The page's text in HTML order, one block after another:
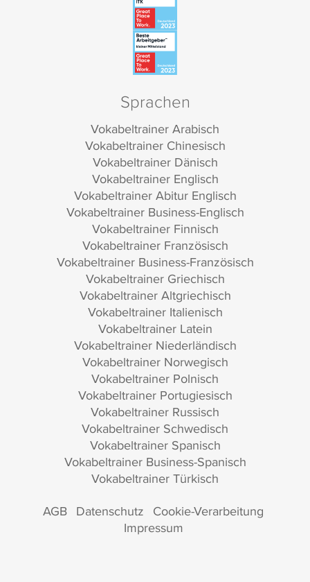
Sprachen
Vokabeltrainer Arabisch
Vokabeltrainer Chinesisch
Vokabeltrainer Dänisch
Vokabeltrainer Englisch
Vokabeltrainer Abitur Englisch
Vokabeltrainer Business-Englisch
Vokabeltrainer Finnisch
Vokabeltrainer Französisch
Vokabeltrainer Business-Französisch
Vokabeltrainer Griechisch
Vokabeltrainer Altgriechisch
Vokabeltrainer Italienisch
Vokabeltrainer Latein
Vokabeltrainer Niederländisch
Vokabeltrainer Norwegisch
Vokabeltrainer Polnisch
Vokabeltrainer Portugiesisch
Vokabeltrainer Russisch
Vokabeltrainer Schwedisch
Vokabeltrainer Spanisch
Vokabeltrainer Business-Spanisch
Vokabeltrainer Türkisch
AGB Datenschutz Cookie-Verarbeitung
Impressum